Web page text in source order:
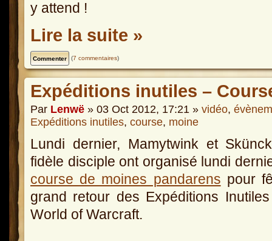
y attend !
Lire la suite »
(7 commentaires)
Expéditions inutiles –
Par Lenwë » 03 Oct 2012, 17:21 » vidéo,
Expéditions inutiles, course, moine
Lundi dernier, Mamytwink et
fidèle disciple ont organisé lundi
course de moines pandarens pour
grand retour des Expéditions
World of Warcraft.